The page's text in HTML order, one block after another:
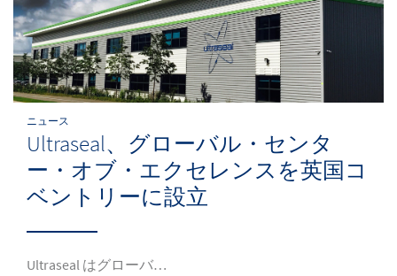
ニュース
Ultraseal、グローバル・センタ
ー・オブ・エクセレンスを英国コ
ベントリーに設立
Ultraseal はグローバ…